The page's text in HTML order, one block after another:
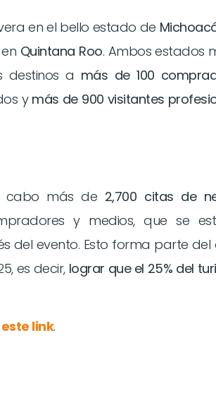
en el bello estado de
Quintana Roo. Ambos estados
destinos a más de 100
y más de 900 visitantes
cabo más de 2,700 citas de
y medios, que se
del evento. Esto forma parte
es decir,lograr que el 25% del
este link.